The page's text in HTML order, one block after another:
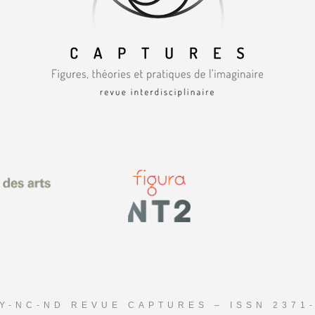
NC-ND REVUE CAPTURES – ISSN